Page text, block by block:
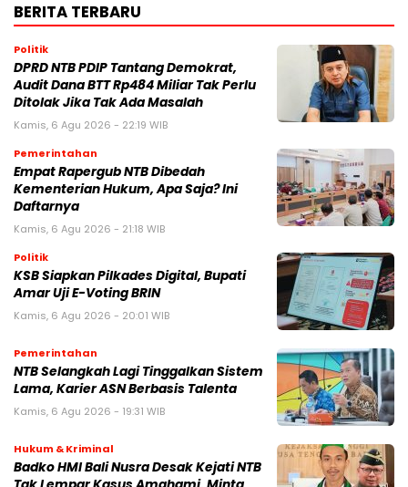
BERITA TERBARU
Politik
DPRD NTB PDIP Tantang Demokrat,
Audit Dana BTT Rp484 Miliar Tak Perlu
Ditolak Jika Tak Ada Masalah
Kamis, 6 Agu 2026 - 22:19 WIB
Pemerintahan
Empat Rapergub NTB Dibedah
Kementerian Hukum, Apa Saja? Ini
Daftarnya
Kamis, 6 Agu 2026 - 21:18 WIB
Politik
KSB Siapkan Pilkades Digital, Bupati
Amar Uji E-Voting BRIN
Kamis, 6 Agu 2026 - 20:01 WIB
Pemerintahan
NTB Selangkah Lagi Tinggalkan Sistem
Lama, Karier ASN Berbasis Talenta
Kamis, 6 Agu 2026 - 19:31 WIB
Hukum & Kriminal
Badko HMI Bali Nusra Desak Kejati NTB